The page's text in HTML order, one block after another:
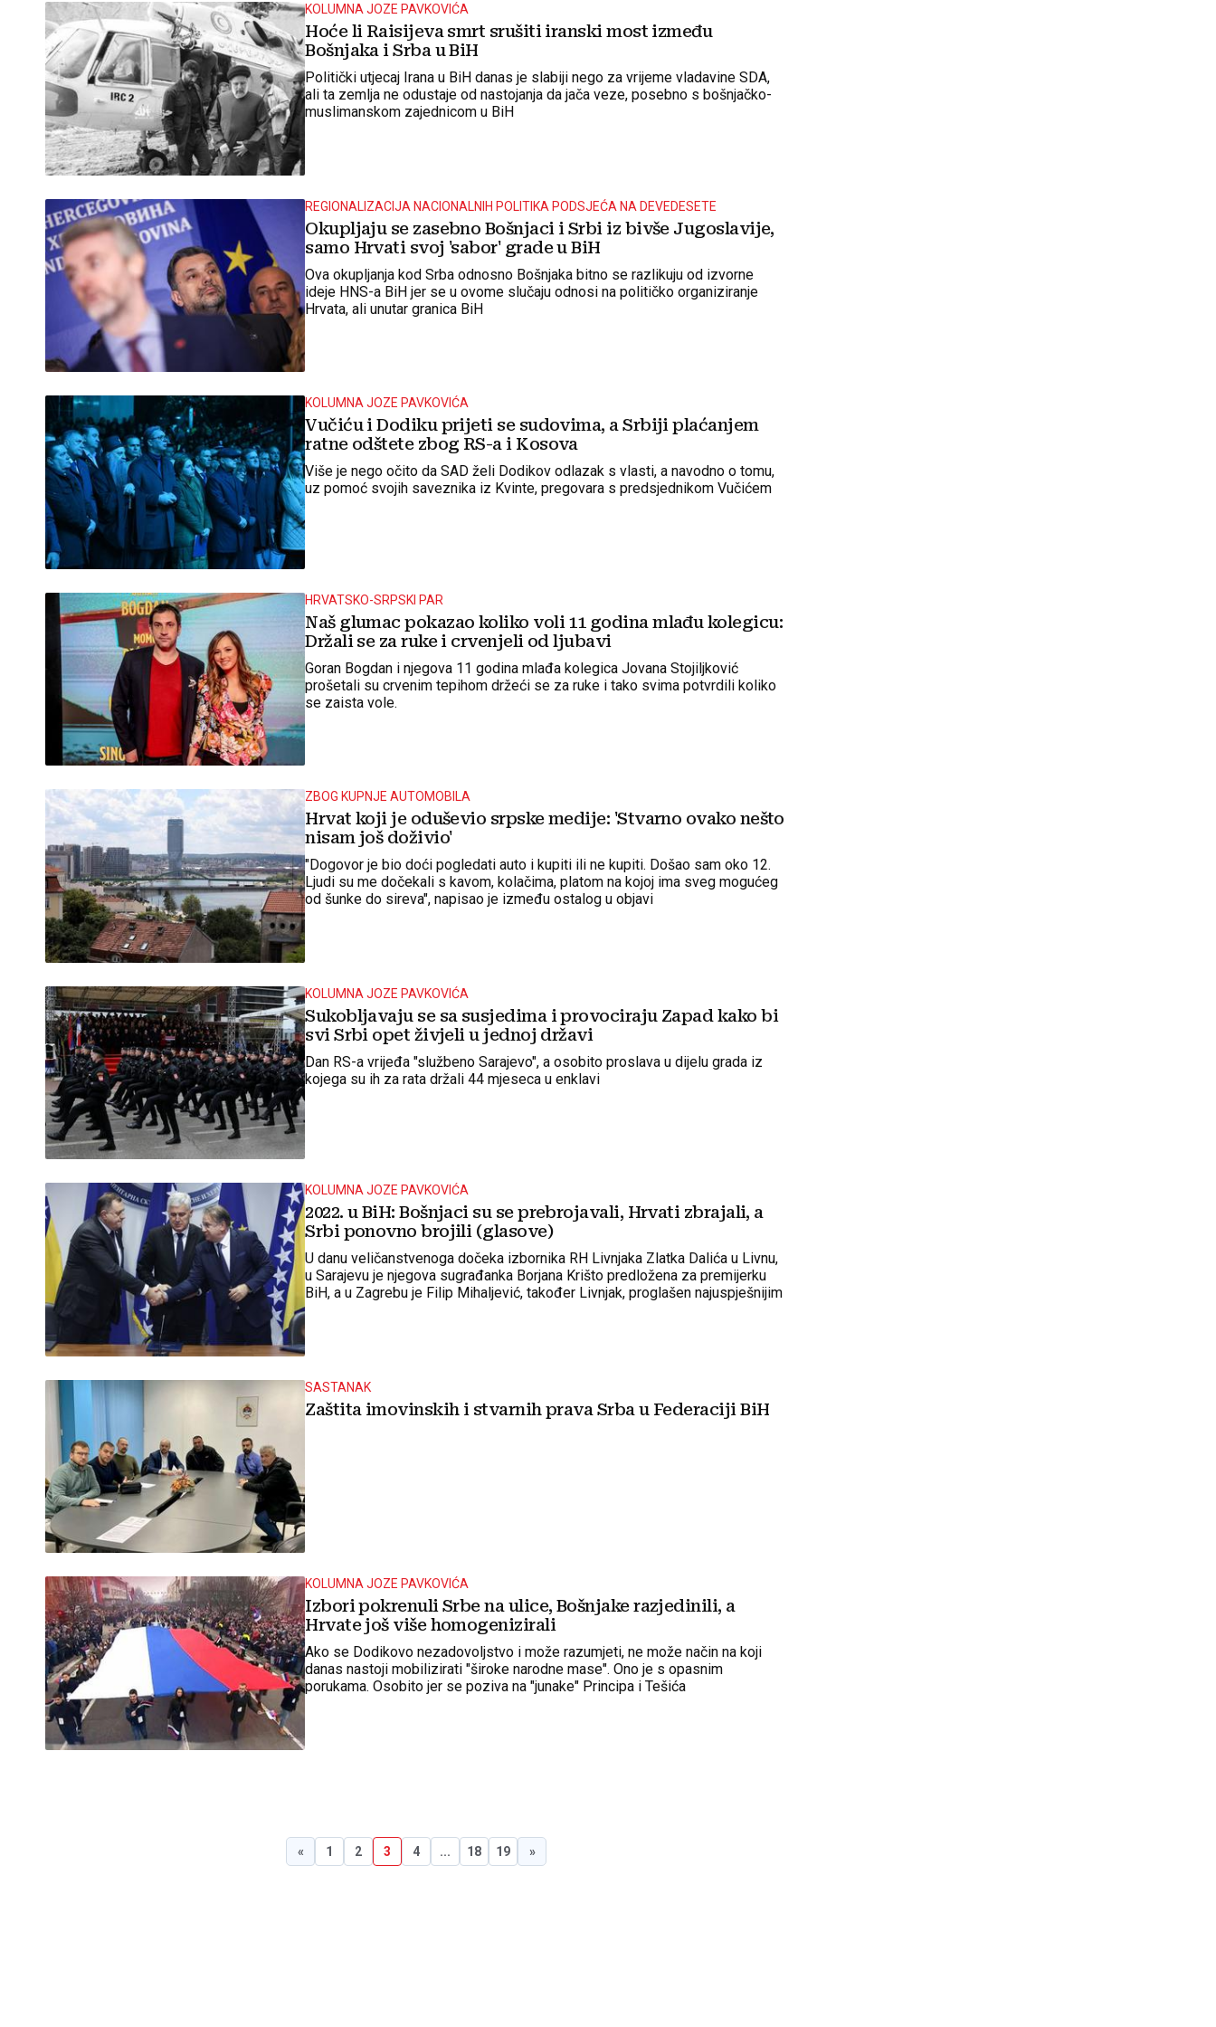
KOLUMNA JOZE PAVKOVIĆA
Hoće li Raisijeva smrt srušiti iranski most između
Bošnjaka i Srba u BiH
Politički utjecaj Irana u BiH danas je slabiji nego za vrijeme vladavine SDA,
ali ta zemlja ne odustaje od nastojanja da jača veze, posebno s bošnjačko-
muslimanskom zajednicom u BiH
REGIONALIZACIJA NACIONALNIH POLITIKA PODSJEĆA NA DEVEDESETE
Okupljaju se zasebno Bošnjaci i Srbi iz bivše Jugoslavije,
samo Hrvati svoj 'sabor' grade u BiH
Ova okupljanja kod Srba odnosno Bošnjaka bitno se razlikuju od izvorne
ideje HNS-a BiH jer se u ovome slučaju odnosi na političko organiziranje
Hrvata, ali unutar granica BiH
KOLUMNA JOZE PAVKOVIĆA
Vučiću i Dodiku prijeti se sudovima, a Srbiji plaćanjem
ratne odštete zbog RS-a i Kosova
Više je nego očito da SAD želi Dodikov odlazak s vlasti, a navodno o tomu,
uz pomoć svojih saveznika iz Kvinte, pregovara s predsjednikom Vučićem
HRVATSKO-SRPSKI PAR
Naš glumac pokazao koliko voli 11 godina mlađu kolegicu:
Držali se za ruke i crvenjeli od ljubavi
Goran Bogdan i njegova 11 godina mlađa kolegica Jovana Stojiljković
prošetali su crvenim tepihom držeći se za ruke i tako svima potvrdili koliko
se zaista vole.
ZBOG KUPNJE AUTOMOBILA
Hrvat koji je oduševio srpske medije: 'Stvarno ovako nešto
nisam još doživio'
"Dogovor je bio doći pogledati auto i kupiti ili ne kupiti. Došao sam oko 12.
Ljudi su me dočekali s kavom, kolačima, platom na kojoj ima sveg mogućeg
od šunke do sireva", napisao je između ostalog u objavi
KOLUMNA JOZE PAVKOVIĆA
Sukobljavaju se sa susjedima i provociraju Zapad kako bi
svi Srbi opet živjeli u jednoj državi
Dan RS-a vrijeđa "službeno Sarajevo", a osobito proslava u dijelu grada iz
kojega su ih za rata držali 44 mjeseca u enklavi
KOLUMNA JOZE PAVKOVIĆA
2022. u BiH: Bošnjaci su se prebrojavali, Hrvati zbrajali, a
Srbi ponovno brojili (glasove)
U danu veličanstvenoga dočeka izbornika RH Livnjaka Zlatka Dalića u Livnu,
u Sarajevu je njegova sugrađanka Borjana Krišto predložena za premijerku
BiH, a u Zagrebu je Filip Mihaljević, također Livnjak, proglašen najuspješnijim
SASTANAK
Zaštita imovinskih i stvarnih prava Srba u Federaciji BiH
KOLUMNA JOZE PAVKOVIĆA
Izbori pokrenuli Srbe na ulice, Bošnjake razjedinili, a
Hrvate još više homogenizirali
Ako se Dodikovo nezadovoljstvo i može razumjeti, ne može način na koji
danas nastoji mobilizirati "široke narodne mase". Ono je s opasnim
porukama. Osobito jer se poziva na "junake" Principa i Tešića
« 1 2 3 4 ... 18 19 »